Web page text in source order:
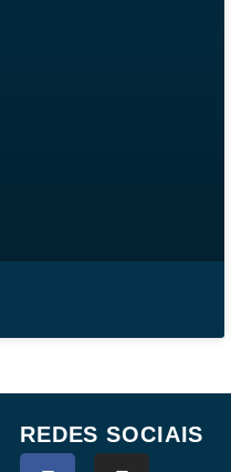
REDES SOCIAIS
F
I